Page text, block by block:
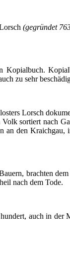
(gegründet
Kopialbuch.
zu sehr
Lorsch
sortiert nach
an den Kraichgau,
brachten
nach dem Tode.
auch in der